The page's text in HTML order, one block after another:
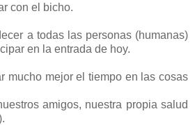
con el bicho.
a todas las personas (humanas)
en la entrada de hoy.
mucho mejor el tiempo en las cosas
amigos, nuestra propia salud